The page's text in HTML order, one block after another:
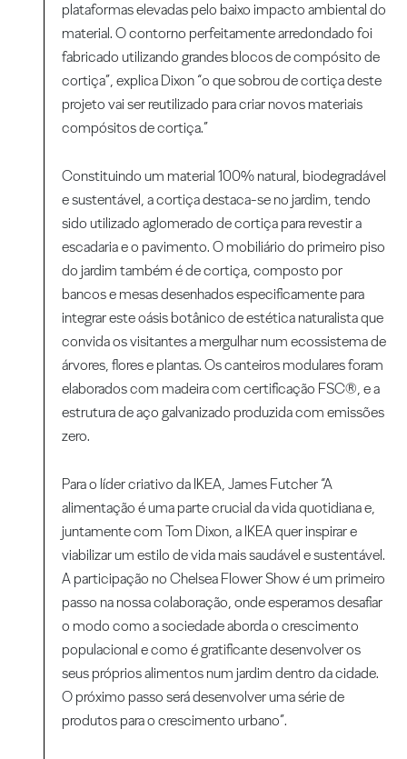
plataformas elevadas pelo baixo impacto ambiental do
material. O contorno perfeitamente arredondado foi
fabricado utilizando grandes blocos de compósito de
cortiça”, explica Dixon “o que sobrou de cortiça deste
projeto vai ser reutilizado para criar novos materiais
compósitos de cortiça.”
Constituindo um material 100% natural, biodegradável
e sustentável, a cortiça destaca-se no jardim, tendo
sido utilizado aglomerado de cortiça para revestir a
escadaria e o pavimento. O mobiliário do primeiro piso
do jardim também é de cortiça, composto por
bancos e mesas desenhados especificamente para
integrar este oásis botânico de estética naturalista que
convida os visitantes a mergulhar num ecossistema de
árvores, flores e plantas. Os canteiros modulares foram
elaborados com madeira com certificação FSC®, e a
estrutura de aço galvanizado produzida com emissões
zero.
Para o líder criativo da IKEA, James Futcher “A
alimentação é uma parte crucial da vida quotidiana e,
juntamente com Tom Dixon, a IKEA quer inspirar e
viabilizar um estilo de vida mais saudável e sustentável.
A participação no Chelsea Flower Show é um primeiro
passo na nossa colaboração, onde esperamos desafiar
o modo como a sociedade aborda o crescimento
populacional e como é gratificante desenvolver os
seus próprios alimentos num jardim dentro da cidade.
O próximo passo será desenvolver uma série de
produtos para o crescimento urbano”.